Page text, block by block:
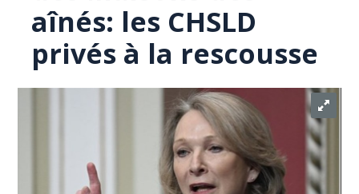
aînés: les CHSLD
privés à la rescousse